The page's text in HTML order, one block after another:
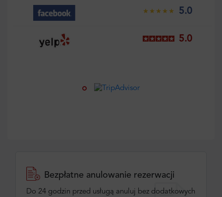
5.0
5.0
Bezpłatne anulowanie rezerwacji
Do 24 godzin przed usługą anuluj bez dodatkowych